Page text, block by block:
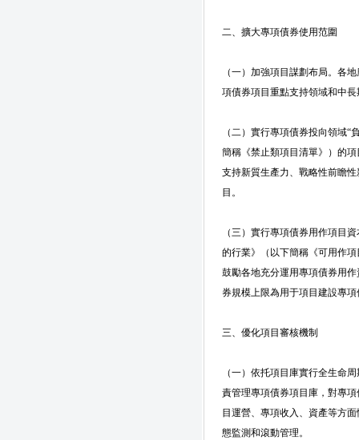
二、擴大專項債券使用范圍
（一）加強項目謀劃布局。各
項債券項目重點支持領域和中
（二）實行專項債券投向領域
簡稱《禁止類項目清單》）的
支持新質生產力、戰略性前瞻
目。
（三）實行專項債券用作項目
的行業》（以下簡稱《可用作
鼓勵各地充分運用專項債券用
券規模上限為用于項目建設專項
三、優化項目審核機制
（一）依托項目庫實行全生命
責管理專項債券項目庫，對專
目運營、專項收入、資產等方
態監測和滾動管理。